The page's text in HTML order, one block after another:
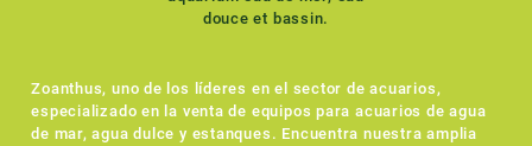
Zoanthus, uno de los líderes en el sector de acuarios,
especializado en la venta de equipos para acuarios de agua
de mar, agua dulce y estanques. Encuentra nuestra amplia